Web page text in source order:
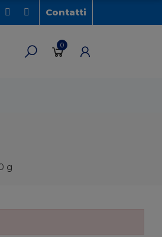
Contatti
0
g